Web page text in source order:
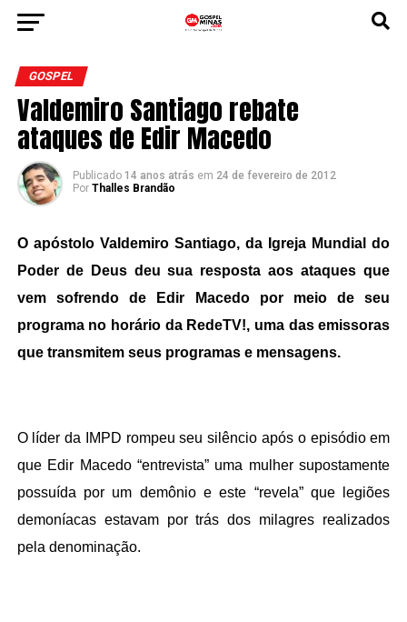
GOSPEL
Valdemiro Santiago rebate
ataques de Edir Macedo
Publicado 14 anos atrás em 24 de fevereiro de 2012
Por Thalles Brandão
O apóstolo Valdemiro Santiago, da Igreja Mundial do
Poder de Deus deu sua resposta aos ataques que
vem sofrendo de
Edir Macedo
por meio de seu
programa no horário da RedeTV!, uma das emissoras
que transmitem seus programas e mensagens.
O líder da IMPD rompeu seu silêncio após o episódio em
que Edir Macedo “entrevista” uma mulher supostamente
possuída por um demônio e este “revela” que legiões
demoníacas estavam por trás dos milagres realizados
pela denominação.